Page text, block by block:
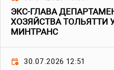
ЭКС-ГЛАВА
ХОЗЯЙСТВА
МИНТРАНС
30.07.2026 12:51